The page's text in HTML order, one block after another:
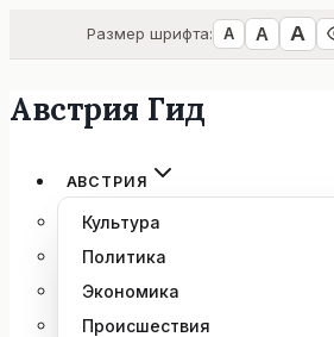
Размер шрифта: А А А
Перейти
содержимому
Австрия Гид
АВСТРИЯ
Культура
Политика
Экономика
Происшествия